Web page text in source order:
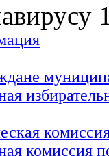
комиссия